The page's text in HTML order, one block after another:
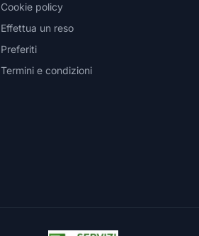
Cookie policy
Effettua un reso
Preferiti
Termini e condizioni